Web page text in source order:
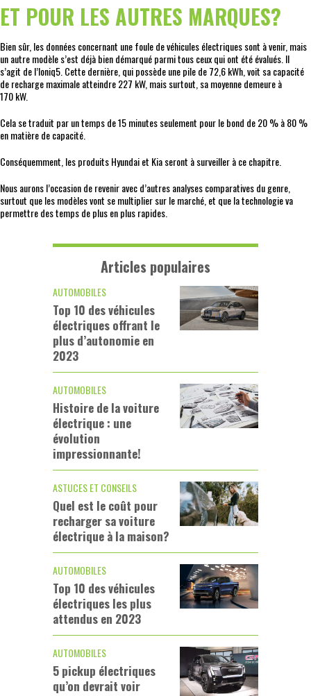
ET POUR LES AUTRES MARQUES?
Bien sûr, les données concernant une foule de véhicules électriques sont à venir, mais
un autre modèle s’est déjà bien démarqué parmi tous ceux qui ont été évalués. Il
s’agit de l’Ioniq5. Cette dernière, qui possède une pile de 72,6 kWh, voit sa capacité
de recharge maximale atteindre 227 kW, mais surtout, sa moyenne demeure à
170 kW.
Cela se traduit par un temps de 15 minutes seulement pour le bond de 20 % à 80 %
en matière de capacité.
Conséquemment, les produits Hyundai et Kia seront à surveiller à ce chapitre.
Nous aurons l’occasion de revenir avec d’autres analyses comparatives du genre,
surtout que les modèles vont se multiplier sur le marché, et que la technologie va
permettre des temps de plus en plus rapides.
Articles populaires
AUTOMOBILES
Top 10 des véhicules
électriques offrant le
plus d’autonomie en
2023
AUTOMOBILES
Histoire de la voiture
électrique : une
évolution
impressionnante!
ASTUCES ET CONSEILS
Quel est le coût pour
recharger sa voiture
électrique à la maison?
AUTOMOBILES
Top 10 des véhicules
électriques les plus
attendus en 2023
AUTOMOBILES
5 pickup électriques
qu’on devrait voir